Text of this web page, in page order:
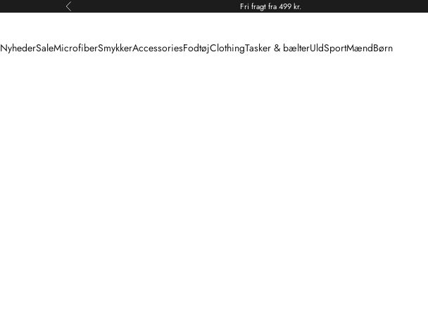
Forrige Fri fragt fra 499 kr.
NyhederSaleMicrofiberSmykkerAccessoriesFodtøjClothingTasker & bælterUldSportMændBørn